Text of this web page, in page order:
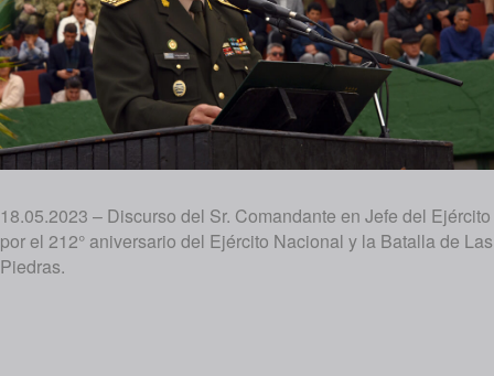
18.05.2023 – Discurso del Sr. Comandante en Jefe del Ejército
por el 212° aniversario del Ejército Nacional y la Batalla de Las
Piedras.